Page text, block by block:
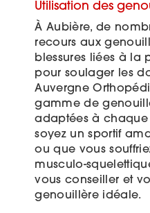
Utilisation des
À Aubière, de
recours aux
blessures liées à la
pour soulager les
Auvergne
gamme de
adaptées à chaque
soyez un sportif
ou que vous
musculo-
vous conseiller et
genouillère idéale.